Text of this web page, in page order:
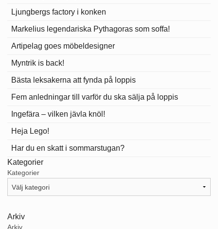
Ljungbergs factory i konken
Markelius legendariska Pythagoras som soffa!
Artipelag goes möbeldesigner
Myntrik is back!
Bästa leksakerna att fynda på loppis
Fem anledningar till varför du ska sälja på loppis
Ingefära – vilken jävla knöl!
Heja Lego!
Har du en skatt i sommarstugan?
Kategorier
Kategorier
Arkiv
Arkiv